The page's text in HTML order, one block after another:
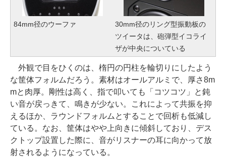
84mm径のウーファ
30mm径のリング型振動板の
ツイータは、砲弾型イコライ
ザが中央についている
外観で目をひくのは、楕円の円柱を輪切りにしたよう
な筐体フォルムだろう。素材はオールアルミで、厚さ8m
mと肉厚。剛性は高く、指で叩いても「コツコツ」と鈍
い音が戻っきて、鳴きが少ない。これによって共振を抑
えるほか、ラウンドフォルムとすることで回析も低減し
ている。なお、筐体はやや上向きに傾斜しており、デス
クトップ設置した際に、音がリスナーの耳に向かって放
射されるようになっている。